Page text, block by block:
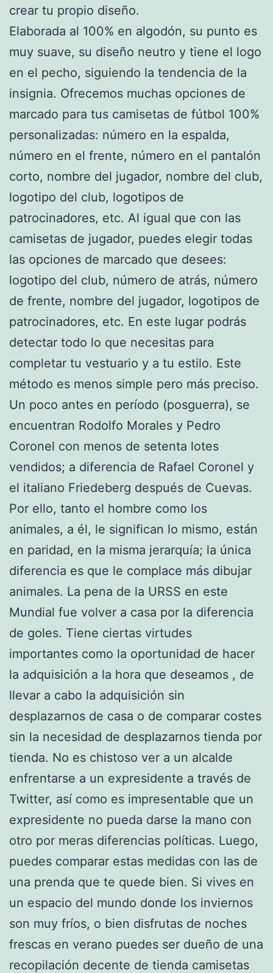
crear tu propio diseño.
Elaborada al 100% en algodón, su punto es
muy suave, su diseño neutro y tiene el logo
en el pecho, siguiendo la tendencia de la
insignia. Ofrecemos muchas opciones de
marcado para tus camisetas de fútbol 100%
personalizadas: número en la espalda,
número en el frente, número en el pantalón
corto, nombre del jugador, nombre del club,
logotipo del club, logotipos de
patrocinadores, etc. Al igual que con las
camisetas de jugador, puedes elegir todas
las opciones de marcado que desees:
logotipo del club, número de atrás, número
de frente, nombre del jugador, logotipos de
patrocinadores, etc. En este lugar podrás
detectar todo lo que necesitas para
completar tu vestuario y a tu estilo. Este
método es menos simple pero más preciso.
Un poco antes en período (posguerra), se
encuentran Rodolfo Morales y Pedro
Coronel con menos de setenta lotes
vendidos; a diferencia de Rafael Coronel y
el italiano Friedeberg después de Cuevas.
Por ello, tanto el hombre como los
animales, a él, le significan lo mismo, están
en paridad, en la misma jerarquía; la única
diferencia es que le complace más dibujar
animales. La pena de la URSS en este
Mundial fue volver a casa por la diferencia
de goles. Tiene ciertas virtudes
importantes como la oportunidad de hacer
la adquisición a la hora que deseamos , de
llevar a cabo la adquisición sin
desplazarnos de casa o de comparar costes
sin la necesidad de desplazarnos tienda por
tienda. No es chistoso ver a un alcalde
enfrentarse a un expresidente a través de
Twitter, así como es impresentable que un
expresidente no pueda darse la mano con
otro por meras diferencias políticas. Luego,
puedes comparar estas medidas con las de
una prenda que te quede bien. Si vives en
un espacio del mundo donde los inviernos
son muy fríos, o bien disfrutas de noches
frescas en verano puedes ser dueño de una
recopilación decente de tienda camisetas